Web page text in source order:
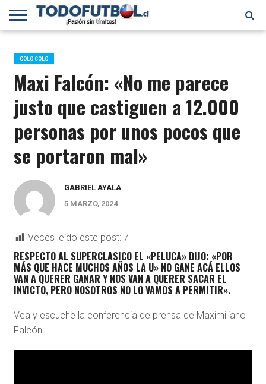
PRIMERA
B
SELECCIÓN
CHILENA
CHILENOS
EN EL
MUNDO
FÚTBOL
INTERNACIONAL
COLO COLO
Maxi Falcón: «No me parece
justo que castiguen a 12.000
personas por unos pocos que
se portaron mal»
GABRIEL AYALA
5 MARZO, 2024
Veces leído este post: 7
RESPECTO AL SÚPERCLASICO EL «PELUCA» DIJO: «POR
MÁS QUE HACE MUCHOS AÑOS LA U» NO GANE ACÁ ELLOS
VAN A QUERER GANAR Y NOS VAN A QUERER SACAR EL
INVICTO, PERO NOSOTROS NO LO VAMOS A PERMITIR».
Vea y escuche la conferencia de prensa de Maximiliano
Falcón: